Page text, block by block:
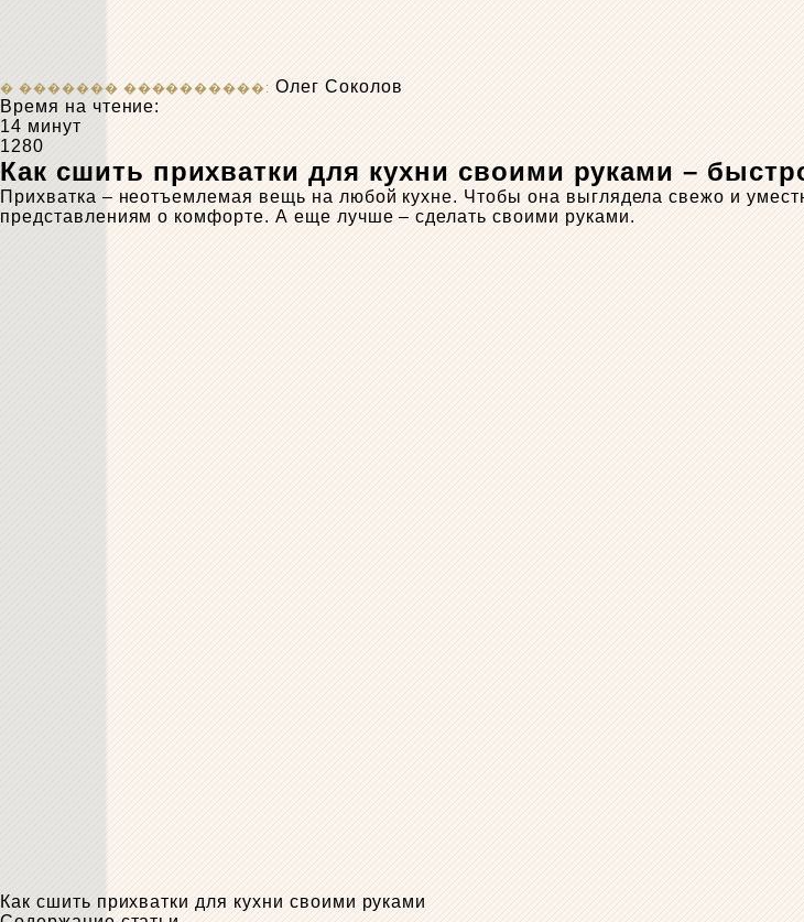
Олег Соколов
Время на чтение:
14 минут
1280
Как сшить прихватки для кухни своими руками –
Прихватка – неотъемлемая вещь на любой кухне. Чтобы она выглядела свежо и
представлениям о комфорте. А еще лучше – сделать своими руками.
Как сшить прихватки для кухни своими руками